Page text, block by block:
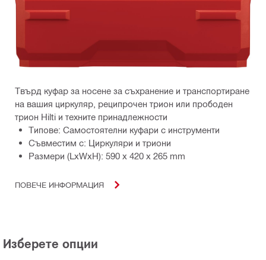
Твърд куфар за носене за съхранение и транспортиране
на вашия циркуляр, реципрочен трион или прободен
трион Hilti и техните принадлежности
Типове: Самостоятелни куфари с инструменти
Съвместим с: Циркуляри и триони
Размери (LxWxH): 590 x 420 x 265 mm
ПОВЕЧЕ ИНФОРМАЦИЯ
Изберете опции